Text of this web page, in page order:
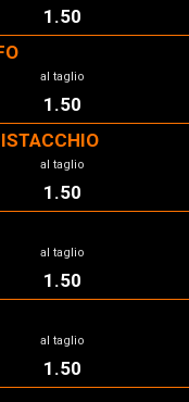
1.50
al taglio
1.50
al taglio
1.50
al taglio
1.50
al taglio
1.50